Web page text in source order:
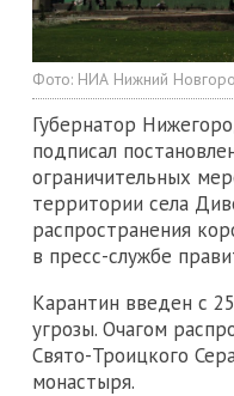
Фото: НИА Нижний
Губернатор
подписал
ограничительных
территории села
распространения
в пресс-службе
Карантин введен с
угрозы. Очагом
Свято-Троицкого
монастыря.